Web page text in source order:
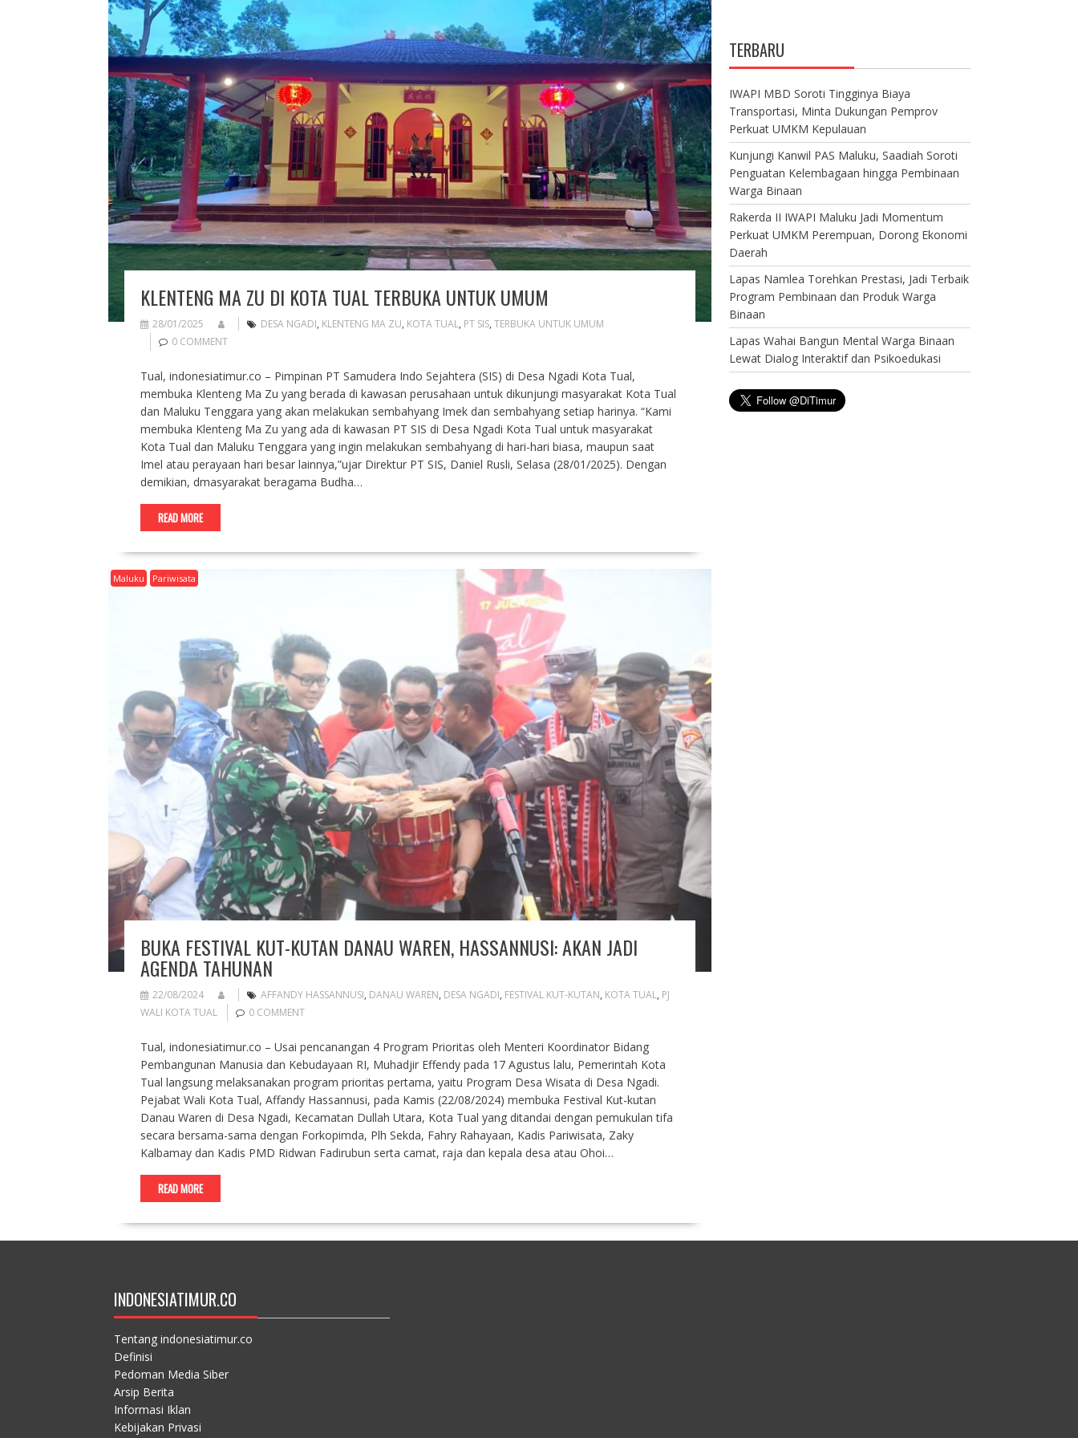
KLENTENG MA ZU DI KOTA TUAL TERBUKA UNTUK UMUM
28/01/2025 DESA NGADI, KLENTENG MA ZU, KOTA TUAL, PT SIS, TERBUKA UNTUK UMUM
0 COMMENT
Tual, indonesiatimur.co – Pimpinan PT Samudera Indo Sejahtera (SIS) di Desa Ngadi Kota Tual,
membuka Klenteng Ma Zu yang berada di kawasan perusahaan untuk dikunjungi masyarakat Kota Tual
dan Maluku Tenggara yang akan melakukan sembahyang Imek dan sembahyang setiap harinya. “Kami
membuka Klenteng Ma Zu yang ada di kawasan PT SIS di Desa Ngadi Kota Tual untuk masyarakat
Kota Tual dan Maluku Tenggara yang ingin melakukan sembahyang di hari-hari biasa, maupun saat
Imel atau perayaan hari besar lainnya,”ujar Direktur PT SIS, Daniel Rusli, Selasa (28/01/2025). Dengan
demikian, dmasyarakat beragama Budha…
READ MORE
Maluku Pariwisata
BUKA FESTIVAL KUT-KUTAN DANAU WAREN, HASSANNUSI: AKAN JADI
AGENDA TAHUNAN
22/08/2024 AFFANDY HASSANNUSI, DANAU WAREN, DESA NGADI, FESTIVAL KUT-KUTAN, KOTA TUAL, PJ
WALI KOTA TUAL
0 COMMENT
Tual, indonesiatimur.co – Usai pencanangan 4 Program Prioritas oleh Menteri Koordinator Bidang
Pembangunan Manusia dan Kebudayaan RI, Muhadjir Effendy pada 17 Agustus lalu, Pemerintah Kota
Tual langsung melaksanakan program prioritas pertama, yaitu Program Desa Wisata di Desa Ngadi.
Pejabat Wali Kota Tual, Affandy Hassannusi, pada Kamis (22/08/2024) membuka Festival Kut-kutan
Danau Waren di Desa Ngadi, Kecamatan Dullah Utara, Kota Tual yang ditandai dengan pemukulan tifa
secara bersama-sama dengan Forkopimda, Plh Sekda, Fahry Rahayaan, Kadis Pariwisata, Zaky
Kalbamay dan Kadis PMD Ridwan Fadirubun serta camat, raja dan kepala desa atau Ohoi…
READ MORE
TERBARU
IWAPI MBD Soroti Tingginya Biaya
Transportasi, Minta Dukungan Pemprov
Perkuat UMKM Kepulauan
Kunjungi Kanwil PAS Maluku, Saadiah Soroti
Penguatan Kelembagaan hingga Pembinaan
Warga Binaan
Rakerda II IWAPI Maluku Jadi Momentum
Perkuat UMKM Perempuan, Dorong Ekonomi
Daerah
Lapas Namlea Torehkan Prestasi, Jadi Terbaik
Program Pembinaan dan Produk Warga
Binaan
Lapas Wahai Bangun Mental Warga Binaan
Lewat Dialog Interaktif dan Psikoedukasi
INDONESIATIMUR.CO
Tentang indonesiatimur.co
Definisi
Pedoman Media Siber
Arsip Berita
Informasi Iklan
Kebijakan Privasi